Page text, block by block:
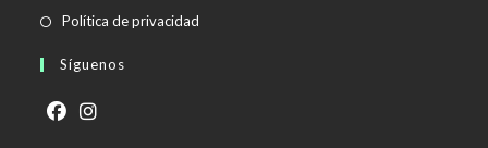
abre
Política de privacidad
Síguenos